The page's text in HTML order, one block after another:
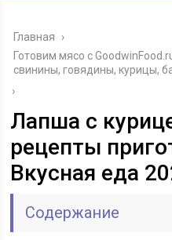
Главная
›
Готовим мясо с
свинины, говядины, курицы,
›
Лапша с
рецепты
Вкусная еда
Содержание